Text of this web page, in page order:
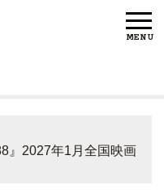
MENU
』2027年1月全国映画